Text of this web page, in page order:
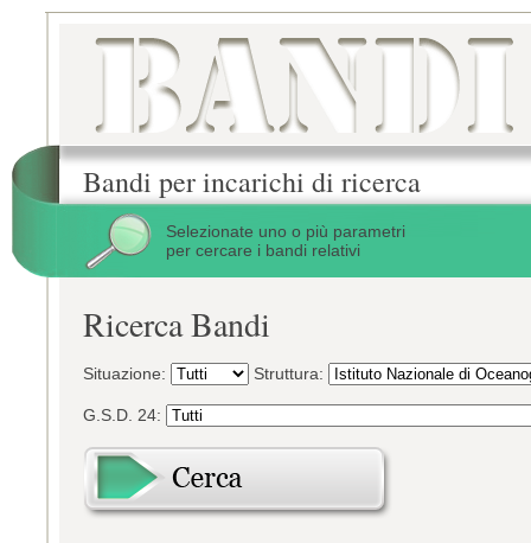
Bandi per incarichi di ricerca
Selezionate uno o più parametri
per cercare i bandi relativi
Ricerca Bandi
Situazione: Struttura:
G.S.D. 24: